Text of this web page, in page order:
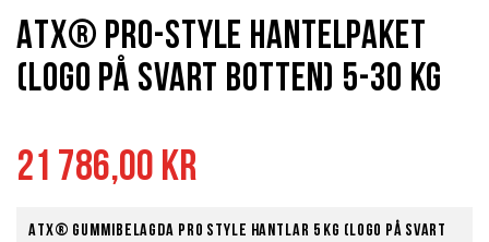
21 786,00 kr
ATX® PRO-Style hantelpaket
(Logo på svart botten) 5-30 kg
ATX® Gummibelagda Pro Style Hantlar 5 kg (Logo på svart